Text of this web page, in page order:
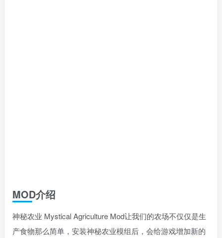
MOD介绍
神秘农业 Mystical Agriculture Mod让我们的农场不仅仅是生
产食物那么简单，安装神秘农业模组后，会给游戏增加新的